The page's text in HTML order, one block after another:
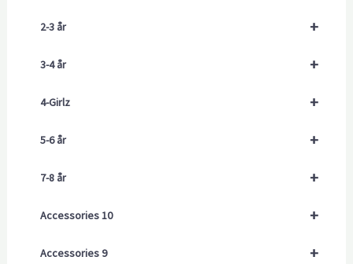
+
2-3 år
+
3-4 år
+
4-Girlz
+
5-6 år
+
7-8 år
+
Accessories 10
+
Accessories 9